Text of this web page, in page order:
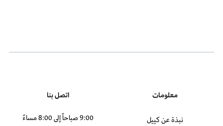
معلومات
نبذة عن كييل
اتصل بنا
9:00 صباحاً إلى 8:00 مساءً